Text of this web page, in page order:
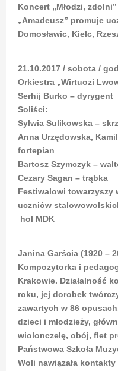
Koncert „Młodzi, zdolni”
„Amadeusz” promuje
Domosławic, Kielc,
21.10.2017 / sobota /
Orkiestra „Wirtuozi
Serhij Burko – dyrygent
Soliści:
Sylwia Sulikowska –
Anna Urzędowska,
fortepian
Bartosz Szymczyk –
Cezary Sagan – trąbka
Festiwalowi towarzyszy
uczniów
hol MDK
Janina Garścia (1920 –
Kompozytorka i
Krakowie. Działalność
roku, jej dorobek
zawartych w 86
dzieci i młodzieży,
wiolonczelę, obój, flet
Państwowa Szkoła
Woli nawiązała